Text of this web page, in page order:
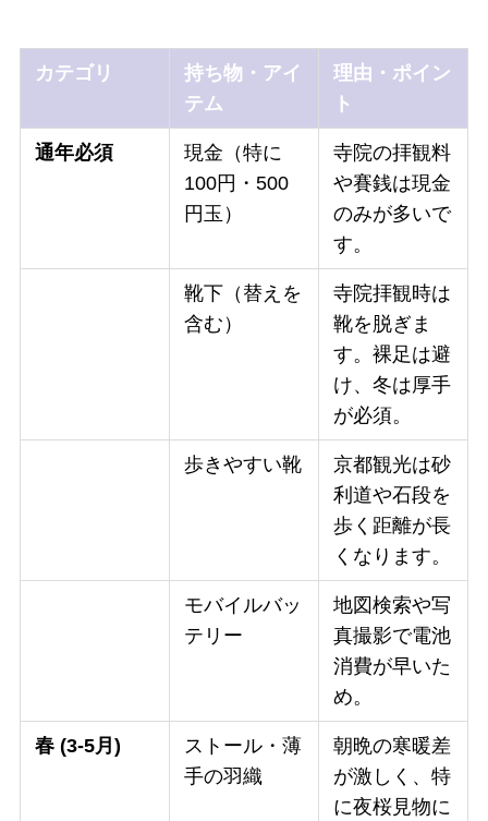
カテゴリ
持ち物・アイ
テム
理由・ポイン
ト
通年必須
現金（特に
100円・500
円玉）
寺院の拝観料
や賽銭は現金
のみが多いで
す。
靴下（替えを
含む）
寺院拝観時は
靴を脱ぎま
す。裸足は避
け、冬は厚手
が必須。
歩きやすい靴
京都観光は砂
利道や石段を
歩く距離が長
くなります。
モバイルバッ
テリー
地図検索や写
真撮影で電池
消費が早いた
め。
春 (3-5月)
ストール・薄
手の羽織
朝晩の寒暖差
が激しく、特
に夜桜見物に